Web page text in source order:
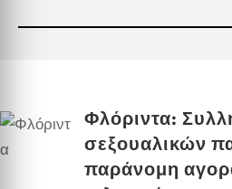
Φλόριντα:
σεξουαλικών
παράνομη